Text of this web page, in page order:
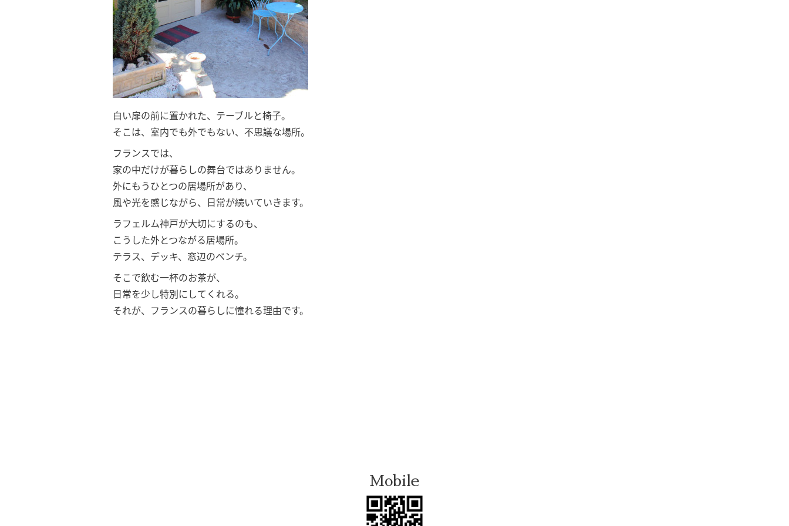
白い扉の前に置かれた、テーブルと椅子。
そこは、室内でも外でもない、不思議な場所。
フランスでは、
家の中だけが暮らしの舞台ではありません。
外にもうひとつの居場所があり、
風や光を感じながら、日常が続いていきます。
ラフェルム神戸が大切にするのも、
こうした外とつながる居場所。
テラス、デッキ、窓辺のベンチ。
そこで飲む一杯のお茶が、
日常を少し特別にしてくれる。
それが、フランスの暮らしに憧れる理由です。
Mobile